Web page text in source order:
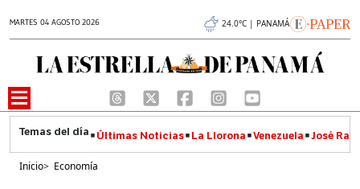
MARTES 04 AGOSTO 2026 24.0°C | PANAMÁ
Últimas Noticias La Llorona Venezuela José
Inicio> Economía